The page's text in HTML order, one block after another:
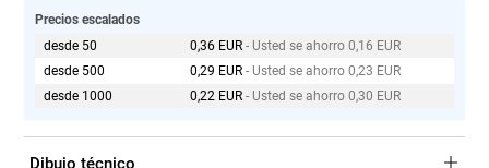
Precios escalados
desde 50
0,36 EUR - Usted se ahorro 0,16 EUR
desde 500
0,29 EUR - Usted se ahorro 0,23 EUR
desde 1000
0,22 EUR - Usted se ahorro 0,30 EUR
Dibujo técnico